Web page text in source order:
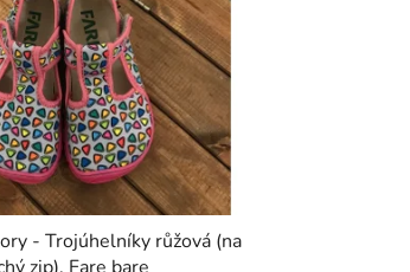
- Trojúhelníky růžová (na